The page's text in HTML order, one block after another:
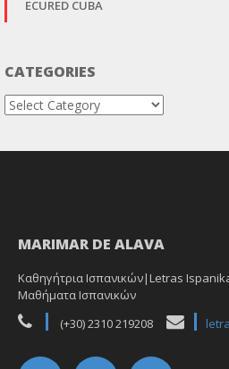
ECURED CUBA
CATEGORIES
Categories
MARIMAR DE ALAVA
Καθηγήτρια Ισπανικών|Letras
Μαθήματα Ισπανικών
(+30) 2310 219208